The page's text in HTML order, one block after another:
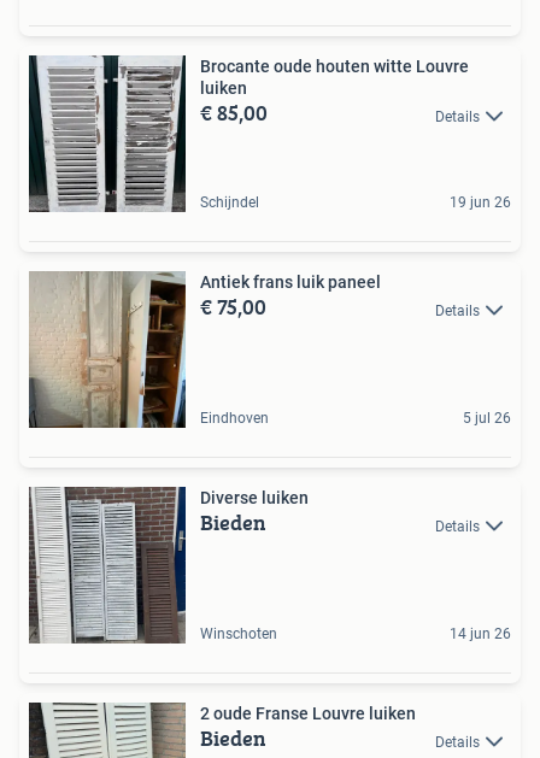
Brocante oude houten witte Louvre
luiken
€ 85,00 Details
Schijndel 19 jun 26
Antiek frans luik paneel
€ 75,00 Details
Eindhoven 5 jul 26
Diverse luiken
Bieden Details
Winschoten 14 jun 26
2 oude Franse Louvre luiken
Bieden Details